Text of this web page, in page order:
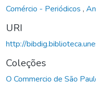
Comércio - Periódicos ,
URI
http://
Coleções
O Commercio de São